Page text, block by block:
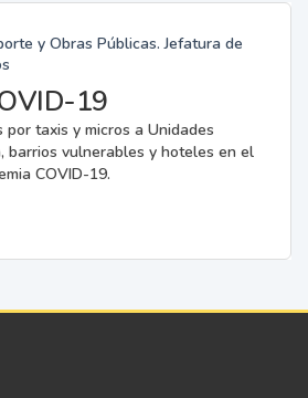
y Obras Públicas. Jefatura de
19
taxis y micros a Unidades
barrios vulnerables y hoteles en el
COVID-19.